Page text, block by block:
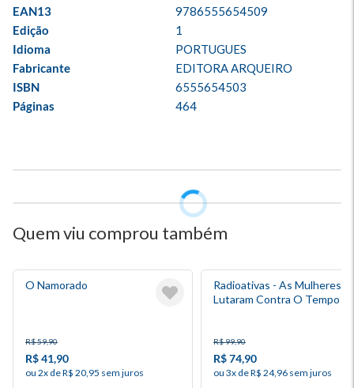
EAN13
9786555654509
Edição
1
Idioma
PORTUGUES
Fabricante
EDITORA ARQUEIRO
ISBN
6555654503
Páginas
464
Quem viu comprou também
O Namorado
R$ 59,90
R$ 41,90
ou 2x de R$ 20,95 sem juros
Radioativas - As Mulheres
Lutaram Contra O Tempo
R$ 99,90
R$ 74,90
ou 3x de R$ 24,96 sem juros